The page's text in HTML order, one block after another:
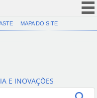
CORONAVÍRUS (COVID-19)
Canais
MAPA DO SITE
E INOVAÇÕES